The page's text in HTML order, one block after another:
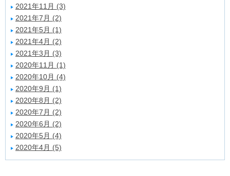
2021年11月 (3)
2021年7月 (2)
2021年5月 (1)
2021年4月 (2)
2021年3月 (3)
2020年11月 (1)
2020年10月 (4)
2020年9月 (1)
2020年8月 (2)
2020年7月 (2)
2020年6月 (2)
2020年5月 (4)
2020年4月 (5)